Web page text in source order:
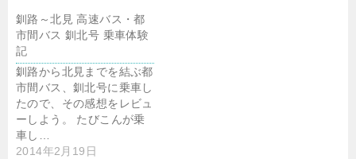
釧路～北見 高速バス・都
市間バス 釧北号 乗車体験
記
釧路から北見までを結ぶ都
市間バス、釧北号に乗車し
たので、その感想をレビュ
ーしよう。 たびこんが乗
車し…
2014年2月19日